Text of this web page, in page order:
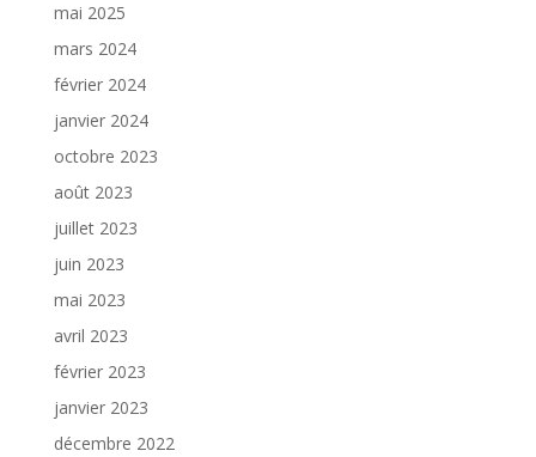
mai 2025
mars 2024
février 2024
janvier 2024
octobre 2023
août 2023
juillet 2023
juin 2023
mai 2023
avril 2023
février 2023
janvier 2023
décembre 2022